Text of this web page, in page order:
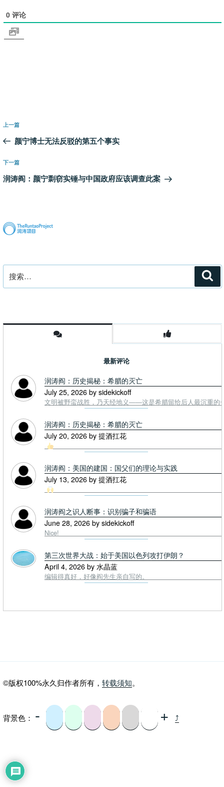
0 评论
文
导
航
上
一
文
章
上一篇
颜宁博士无法反驳的第五个事实
下
一
下一篇
润涛阎：颜宁剽窃实锤与中国政府应该调查此案
索：
最新评论
润涛阎：历史揭秘：希腊的灭亡
July 25, 2026 by sidekickoff
文明被野蛮战胜，乃天经地义——这是希腊留给后人最沉重的
润涛阎：历史揭秘：希腊的灭亡
July 20, 2026 by 提酒扛花
润涛阎：美国的建国：国父们的理论与实践
July 13, 2026 by 提酒扛花
润涛阎之识人断事：识别骗子和骗语
June 28, 2026 by sidekickoff
Nice!
第三次世界大战：始于美国以色列攻打伊朗？
April 4, 2026 by 水晶蓝
编辑得真好，好像阎先生亲自写的。
©版权100%永久归作者所有， 转载须知。
背景色： - + ⤴